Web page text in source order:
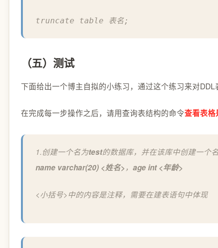
truncate table 表名;
（五）测试
下面给出一个博主自拟的小练习，通过这个练习来对
在完成每一步操作之后，请用查询表结构的命令查看表格
1.创建一个名为test的数据库，并在该库中创建一个
name varchar(20) <姓名>， age int <年龄>
<小括号>中的内容是注释，需要在建表语句中体现